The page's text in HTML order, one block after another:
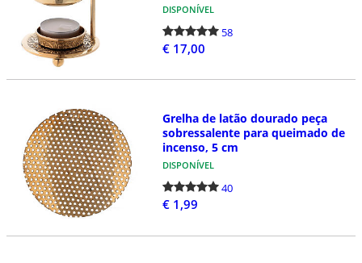
DISPONÍVEL
58
€ 17,00
Grelha de latão dourado peça
sobressalente para queimado de
incenso, 5 cm
DISPONÍVEL
40
€ 1,99